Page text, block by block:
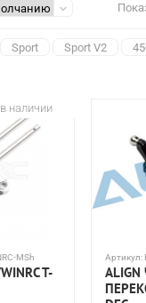
Sport Sport V2
наличии
MSh
T-
Артикул: